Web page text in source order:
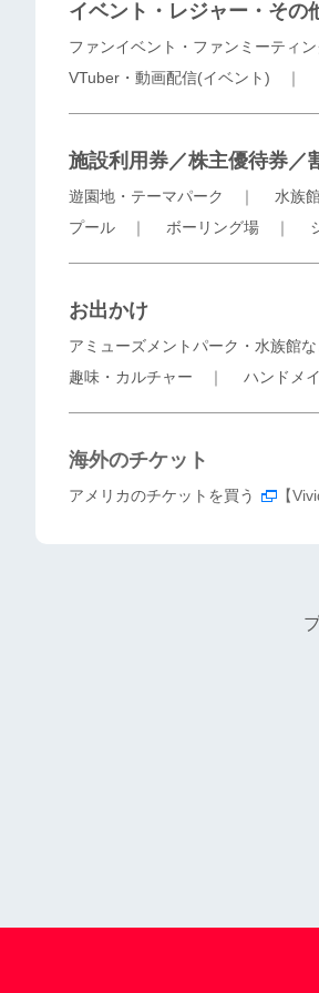
イベント・レジャー・その
ファンイベント・ファンミーティ
VTuber・動画配信(イベント) ｜
施設利用券／株主優待券／
遊園地・テーマパーク ｜ 水族
プール ｜ ボーリング場 ｜
お出かけ
アミューズメントパーク・水族館
趣味・カルチャー ｜ ハンドメ
海外のチケット
アメリカのチケットを買う 【